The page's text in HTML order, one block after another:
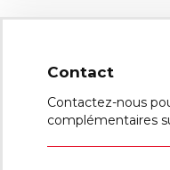
Contact
Contactez-nous
complémentaires